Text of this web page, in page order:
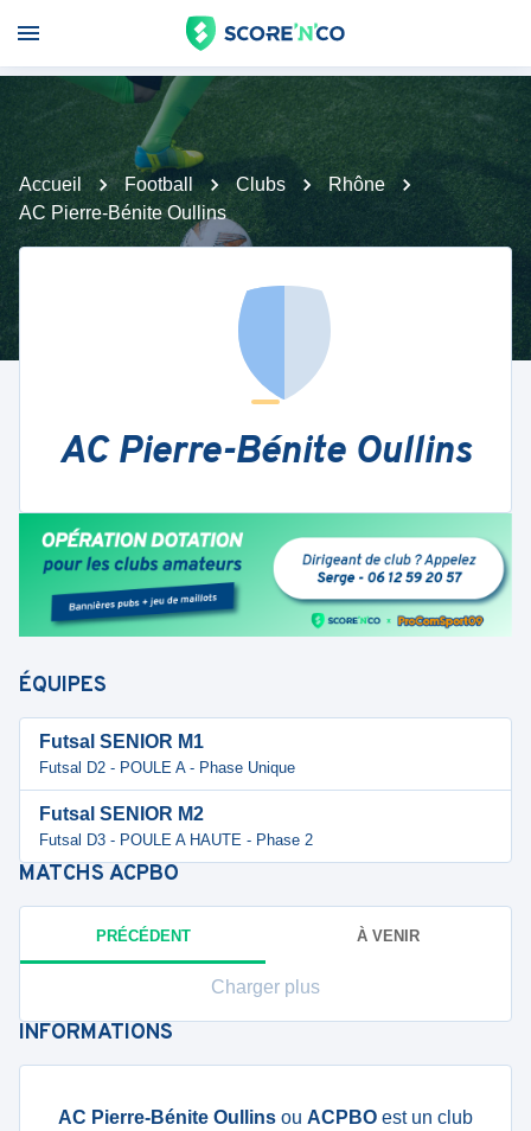
Accueil Football Clubs
Rhône
AC Pierre-Bénite Oullins
AC Pierre-Bénite Oullins
ÉQUIPES
Futsal SENIOR M1
Futsal D2 - POULE A - Phase Unique
Futsal SENIOR M2
Futsal D3 - POULE A HAUTE - Phase 2
MATCHS ACPBO
PRÉCÉDENT À VENIR
Charger plus
INFORMATIONS
AC Pierre-Bénite Oullins ou ACPBO est un club